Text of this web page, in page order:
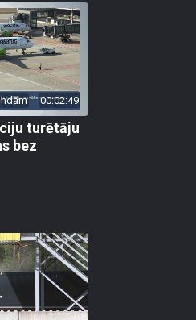
00:02:49
turētāju
bez